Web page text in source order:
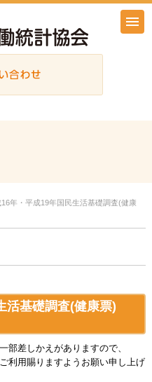
年・平成19年国民生活基礎調査(健康
活基礎調査(健康票)
部差しかえがありますので、
利用賜りますようお願い申し上げ